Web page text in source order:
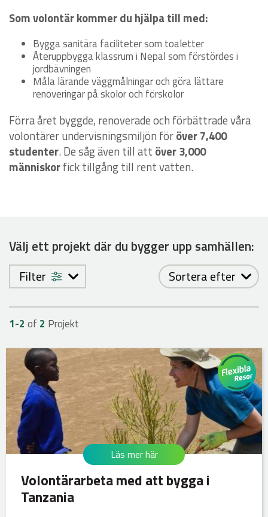
Som volontär kommer du hjälpa till med:
Bygga sanitära faciliteter som toaletter
Återuppbygga klassrum i Nepal som förstördes i
jordbävningen
Måla lärande väggmålningar och göra lättare
renoveringar på skolor och förskolor
Förra året byggde, renoverade och förbättrade våra
volontärer undervisningsmiljön föröver 7,400
studenter. De såg även till att över 3,000
människorfick tillgång till rent vatten.
Välj ett projekt där du bygger upp samhällen:
Filter Sortera efter
1-2 of 2 Projekt
Volontärarbeta med att bygga i
Tanzania
Läs mer här